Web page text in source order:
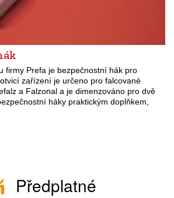
firmy Prefa je bezpečnostní hák pro
zařízení je určeno pro falcované
a Falzonal a je dimenzováno pro dvě
háky praktickým doplňkem,
Předplatné